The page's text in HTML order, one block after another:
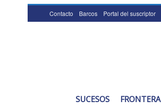
Contacto Barcos Portal del suscriptor
SUCESOS FRONTERA